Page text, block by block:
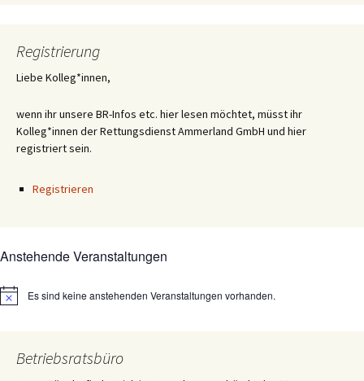
Registrierung
Liebe Kolleg*innen,
wenn ihr unsere BR-Infos etc. hier lesen möchtet, müsst ihr
Kolleg*innen der Rettungsdienst Ammerland GmbH und hier
registriert sein.
Registrieren
Anstehende Veranstaltungen
HinweisEs sind keine anstehenden Veranstaltungen vorhanden.
Betriebsratsbüro